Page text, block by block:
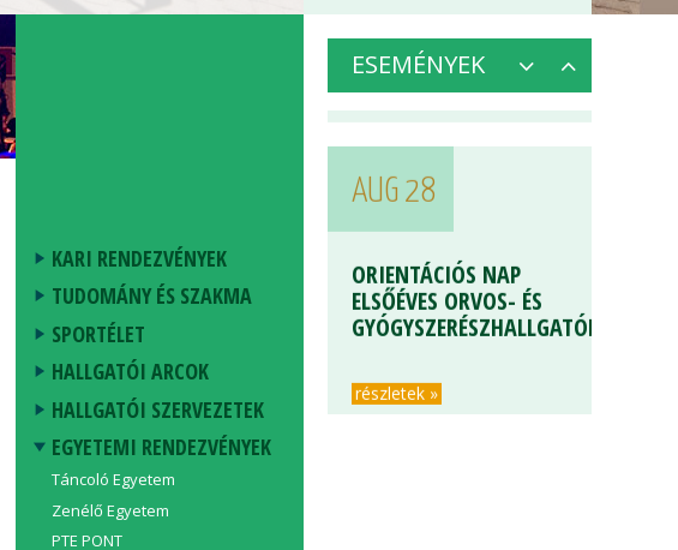
KARI RENDEZVÉNYEK
TUDOMÁNY ÉS SZAKMA
SPORTÉLET
HALLGATÓI ARCOK
HALLGATÓI SZERVEZETEK
EGYETEMI RENDEZVÉNYEK
Táncoló Egyetem
Zenélő Egyetem
PTE PONT
ESEMÉNYEK
részletek »
ORIENTÁCIÓS NAP
ELSŐÉVES ORVOS- ÉS
GYÓGYSZERÉSZHALLGATÓKNAK